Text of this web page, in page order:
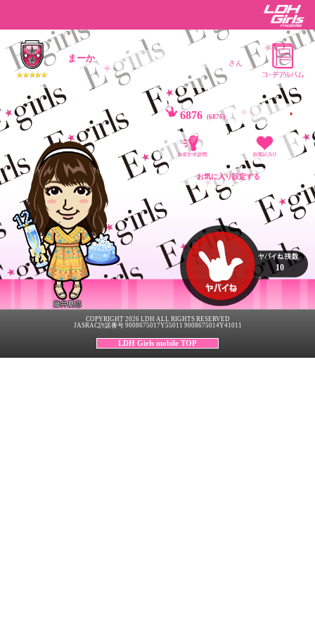
まーか さん
藤井夏恋
6876 (6876)
お気に入り設定する
10
COPYRIGHT 2026 LDH ALL RIGHTS RESERVED
JASRAC許諾番号 9008675017Y55011 9008675014Y41011
LDH Girls mobile TOP